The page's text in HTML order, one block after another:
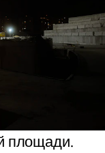
площади.